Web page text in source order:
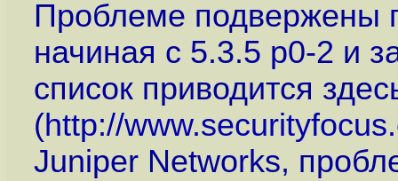
Проблеме подвержены
начиная с 5.3.5 p0-2 и
список приводится
(http://
Juniper Networks,